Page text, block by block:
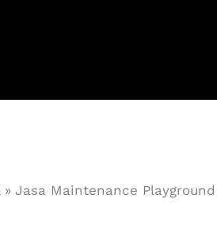
Jasa Maintenance